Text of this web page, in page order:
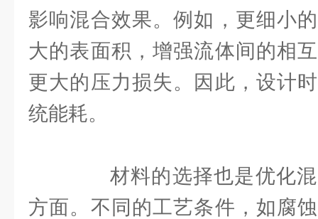
影响混合效果。例如，更细小
大的表面积，增强流体间的相
更大的压力损失。因此，设计
统能耗。
材料的选择也是优化混
方面。不同的工艺条件，如腐